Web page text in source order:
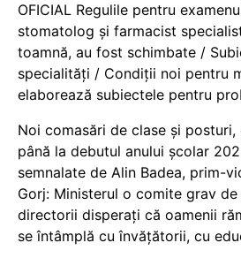
OFICIAL Regulile pentru
stomatolog și farmacist
toamnă, au fost schimbate /
specialități / Condiții noi pentru
elaborează subiectele pentru
Noi comasări de clase și posturi,
până la debutul anului școlar
semnalate de Alin Badea, prim-
Gorj: Ministerul o comite grav
directorii disperați că oamenii
se întâmplă cu învățătorii, cu